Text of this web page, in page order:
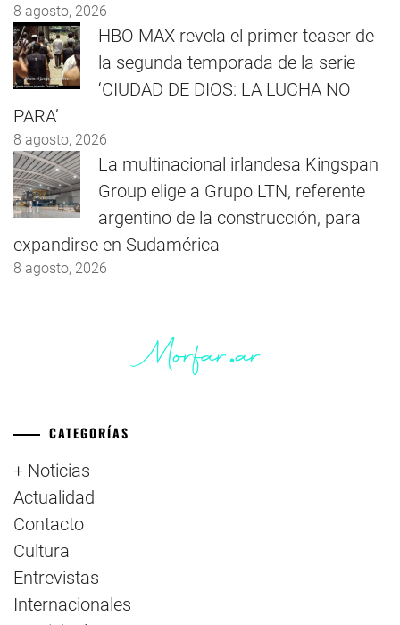
8 agosto, 2026
HBO MAX revela el primer teaser de
la segunda temporada de la serie
‘CIUDAD DE DIOS: LA LUCHA NO
PARA’
8 agosto, 2026
La multinacional irlandesa Kingspan
Group elige a Grupo LTN, referente
argentino de la construcción, para
expandirse en Sudamérica
8 agosto, 2026
CATEGORÍAS
+ Noticias
Actualidad
Contacto
Cultura
Entrevistas
Internacionales